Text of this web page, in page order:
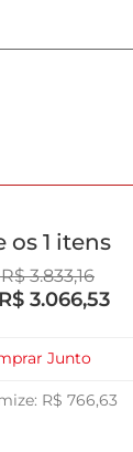
R$ 3.833,16
R$ 3.066,53
1
R$ 766,63
Junto